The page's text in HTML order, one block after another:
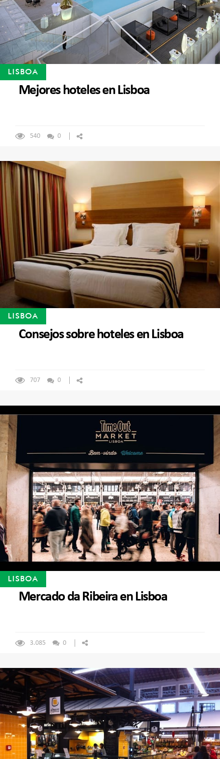
LISBOA
Mejores hoteles en Lisboa
540 0
LISBOA
Consejos sobre hoteles en Lisboa
707 0
LISBOA
Mercado da Ribeira en Lisboa
3.085 0